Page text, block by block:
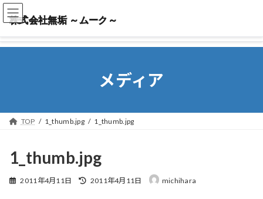
株式会社無垢 ～ムーク～
株式会社無垢 ～ムーク～
メディア
TOP 1_thumb.jpg 1_thumb.jpg
1_thumb.jpg
2011年4月11日
最
2011年4月11日 michihara